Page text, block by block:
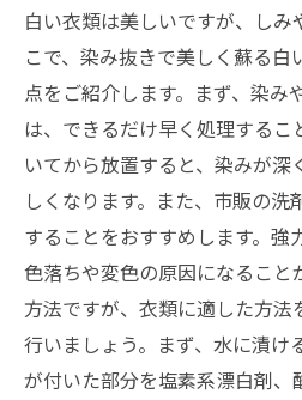
白い衣類は美しいですが、しみ
こで、染み抜きで美しく蘇る
点をご紹介します。まず、染み
は、できるだけ早く処理するこ
いてから放置すると、染みが深
しくなります。また、市販の洗
することをおすすめします。強
色落ちや変色の原因になること
方法ですが、衣類に適した方法
行いましょう。まず、水に漬け
が付いた部分を塩素系漂白剤、